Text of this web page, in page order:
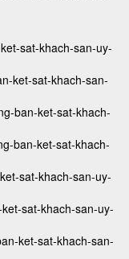
sat-khach-san-uy-
ket-sat-khach-san-
ban-ket-sat-khach-
ban-ket-sat-khach-
sat-khach-san-uy-
sat-khach-san-uy-
ket-sat-khach-san-